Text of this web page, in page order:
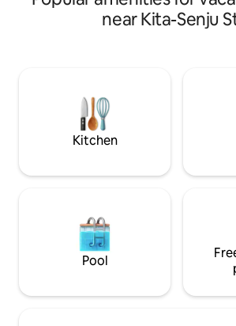
り、プライバシーを守られます。 日用品
も揃えています。 ※こちらの部屋は1階と
ます。 もう一つ寝室は和式で最大三組の
布団を敷きます。 リビングとキッチンを
兼ねて一つになります、少し狭いけど、
日用品を揃えています。 ◆完備のキッチ
しんだり、地元食材を試したりすること
無料のWi-Fiを提供し、オンラインで仕事
をしたり、お気に入りの映画をストリー
ミングしたりできます。 〈ダイニングキ
ッチン〉 エアコン、ソファー、センター
レンジ、洗濯機、調理器具。 〈寝室Ⅰ洋
near Kita-Senju
Kitchen
Pool